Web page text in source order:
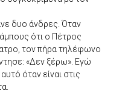
δυο άνδρες. Όταν
ότι ο Πέτρος
τον πήρα τηλέφωνο
«Δεν ξέρω». Εγώ
όταν είναι στις